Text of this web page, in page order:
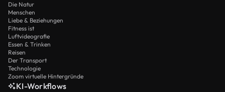
Die Natur
Menschen
Liebe & Beziehungen
Fitness ist
Luftvideografie
Essen & Trinken
Reisen
Der Transport
Technologie
Zoom virtuelle Hintergründe
KI-Workflows